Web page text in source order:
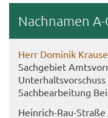
Nach­na­men A-
Herr Do­mi­nik Krau­se
Sach­ge­biet
Un­ter­halts­vor­schuss
Sach­be­ar­bei­tung
Heinrich-​Rau-